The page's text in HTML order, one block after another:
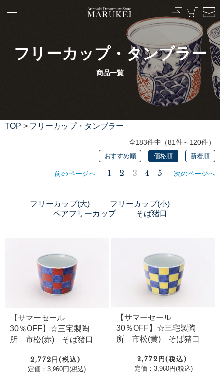
フリーカップ・タンブラー
商品一覧
TOP > フリーカップ・タンブラー
全183件中（81件～120件）
おすすめ順 価格順 新着順
前のページへ 1 2 3 4 5 次のページへ
フリーカップ(大)
フリーカップ(小)
ペアフリーカップ
そば猪口
【サマーセール
30％OFF】☆三宅製陶
所 市松(赤) そば猪口
2,772円(税込)
定価：3,960円(税込)
【サマーセール
30％OFF】☆三宅製陶
所 市松(黄) そば猪口
2,772円(税込)
定価：3,960円(税込)